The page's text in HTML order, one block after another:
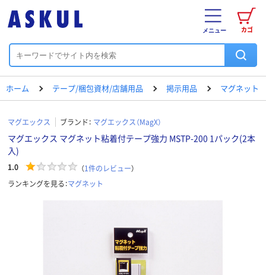
カゴ
メニュー
ホーム テープ/梱包資材/店舗用品 掲示用品 マグネット
マグエックス ブランド： マグエックス（MagX）
マグエックス マグネット粘着付テープ強力 MSTP-200 1パック(2本
入)
1.0 （1件のレビュー）
ランキングを見る：マグネット